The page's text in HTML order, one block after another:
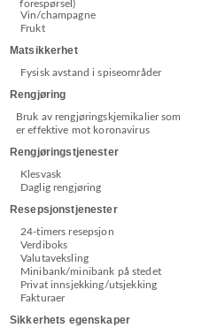
forespørsel)
Vin/champagne
Frukt
Matsikkerhet
Fysisk avstand i spiseområder
Rengjøring
Bruk av rengjøringskjemikalier som
er effektive mot koronavirus
Rengjøringstjenester
Klesvask
Daglig rengjøring
Resepsjonstjenester
24-timers resepsjon
Verdiboks
Valutaveksling
Minibank/minibank på stedet
Privat innsjekking/utsjekking
Fakturaer
Sikkerhets egenskaper